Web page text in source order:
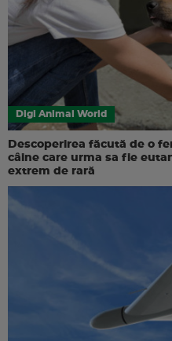
Digi Animal World
Descoperirea făcută de o
câine care urma sa fie
extrem de rară